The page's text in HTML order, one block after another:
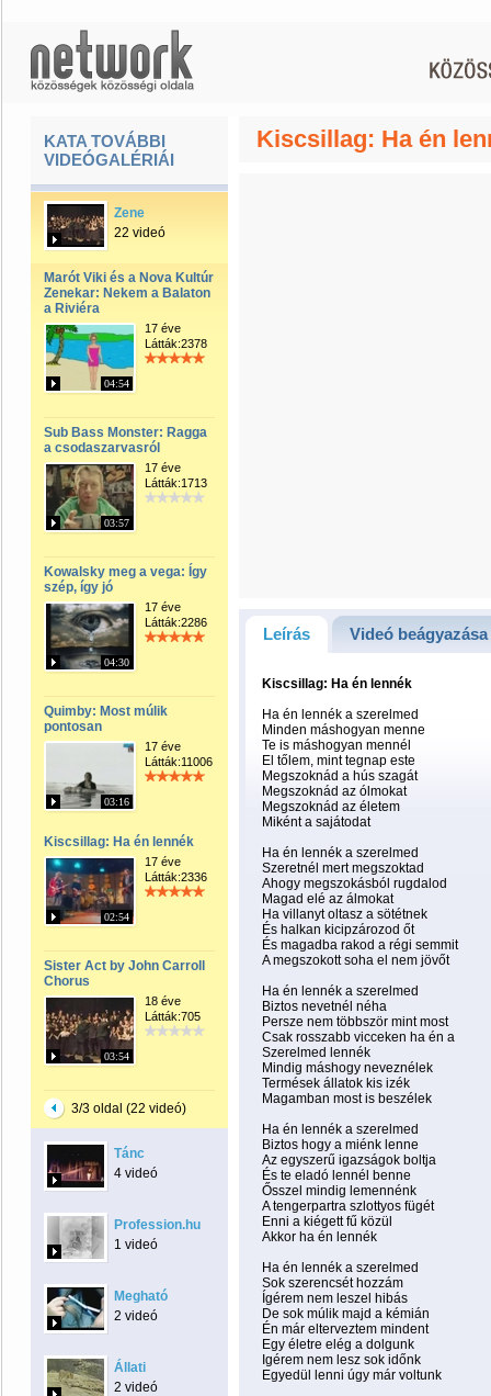
KATA TOVÁBBI
VIDEÓGALÉRIÁI
Zene
22 videó
Marót Viki és a Nova Kultúr
Zenekar: Nekem a Balaton
a Riviéra
04:54
17 éve
Látták:2378
Sub Bass Monster: Ragga
a csodaszarvasról
03:57
17 éve
Látták:1713
Kowalsky meg a vega: Így
szép, így jó
04:30
17 éve
Látták:2286
Quimby: Most múlik
pontosan
03:16
17 éve
Látták:11006
Kiscsillag: Ha én lennék
02:54
17 éve
Látták:2336
Sister Act by John Carroll
Chorus
03:54
18 éve
Látták:705
3/3 oldal (22 videó)
Tánc
4 videó
Profession.hu
1 videó
Megható
2 videó
Állati
2 videó
Kiscsillag: Ha én
Leírás Videó beágyazása
Kiscsillag: Ha én lennék
Ha én lennék a szerelmed
Minden máshogyan menne
Te is máshogyan mennél
El tőlem, mint tegnap este
Megszoknád a hús szagát
Megszoknád az ólmokat
Megszoknád az életem
Miként a sajátodat
Ha én lennék a szerelmed
Szeretnél mert megszoktad
Ahogy megszokásból rugdalod
Magad elé az álmokat
Ha villanyt oltasz a sötétnek
És halkan kicipzározod őt
És magadba rakod a régi semmit
A megszokott soha el nem jövőt
Ha én lennék a szerelmed
Biztos nevetnél néha
Persze nem többször mint most
Csak rosszabb vicceken ha én a
Szerelmed lennék
Mindig máshogy neveznélek
Termések állatok kis izék
Magamban most is beszélek
Ha én lennék a szerelmed
Biztos hogy a miénk lenne
Az egyszerű igazságok boltja
És te eladó lennél benne
Ősszel mindig lemennénk
A tengerpartra szlottyos fügét
Enni a kiégett fű közül
Akkor ha én lennék
Ha én lennék a szerelmed
Sok szerencsét hozzám
Ígérem nem leszel hibás
De sok múlik majd a kémián
Én már elterveztem mindent
Egy életre elég a dolgunk
Igérem nem lesz sok időnk
Egyedül lenni úgy már voltunk